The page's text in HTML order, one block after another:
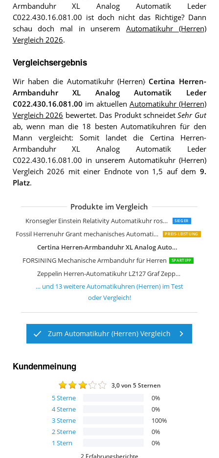
Armbanduhr XL Analog Automatik Leder
C022.430.16.081.00 ist doch nicht das Richtige? Dann
schau doch mal in unseremAutomatikuhr (Herren)
Vergleich 2026.
Vergleichsergebnis
Wir haben die Automatikuhr (Herren) Certina Herren-
Armbanduhr XL Analog Automatik Leder
C022.430.16.081.00 im aktuellen Automatikuhr (Herren)
Vergleich 2026 bewertet. Das Produkt schneidetSehr Gut
ab, wenn man die 18 besten Automatikuhren für den
Mann vergleicht: Somit landet die Certina Herren-
Armbanduhr XL Analog Automatik Leder
C022.430.16.081.00 in unserem Automatikuhr (Herren)
Vergleich 2026 mit einer Endnote von 1,5 auf dem 9.
Platz.
Produkte im Vergleich
Kronsegler Einstein Relativity Automatikuhr rosevergoldet- SIEGER
Fossil Herrenuhr Grant mechanisches Automatikwerk PREIS-LEISTUNG
Certina Herren-Armbanduhr XL Analog Automatik Leder C022.430.16.081.00
FORSINING Mechanische Armbanduhr für Herren
SPARTIPP
Zeppelin Herren-Automatikuhr LZ127 Graf Zeppelin
Mido Multifort Herrenuhr-Automatik
Fossil Townsman uhr für Herren
Citizen NH9131-73L
Seiko Herren-Uhr Automatik Edelstahl
Citizen Herren Analog Automatik Uhr
Fossil Herren Analog Automatik Uhr
Fossil Herren-Uhr
Invicta Pro Diver Edelstahl Herren
BERNY Klassische Automatikuhr
BENYAR Uhren Herren Uhr Automatik
Lorus Herren-Uhr Automatik
Alienwork IK Automatikuhr
… und 13weitereAutomatikuhren (Herren)im Test
oder Vergleich!
Zum Automatikuhr (Herren) Vergleich
Kundenmeinung
3,0von 5 Sternen
5Sterne 0%
4Sterne 0%
3Sterne 100%
2Sterne 0%
1 Stern 0%
2 Erfahrungsberichte